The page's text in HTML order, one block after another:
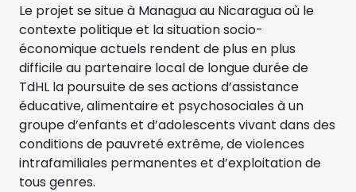
Le projet se situe à Managua au Nicaragua où le
contexte politique et la situation socio-
économique actuels rendent de plus en plus
difficile au partenaire local de longue durée de
TdHL la poursuite de ses actions d’assistance
éducative, alimentaire et psychosociales à un
groupe d’enfants et d’adolescents vivant dans des
conditions de pauvreté extrême, de violences
intrafamiliales permanentes et d’exploitation de
tous genres.